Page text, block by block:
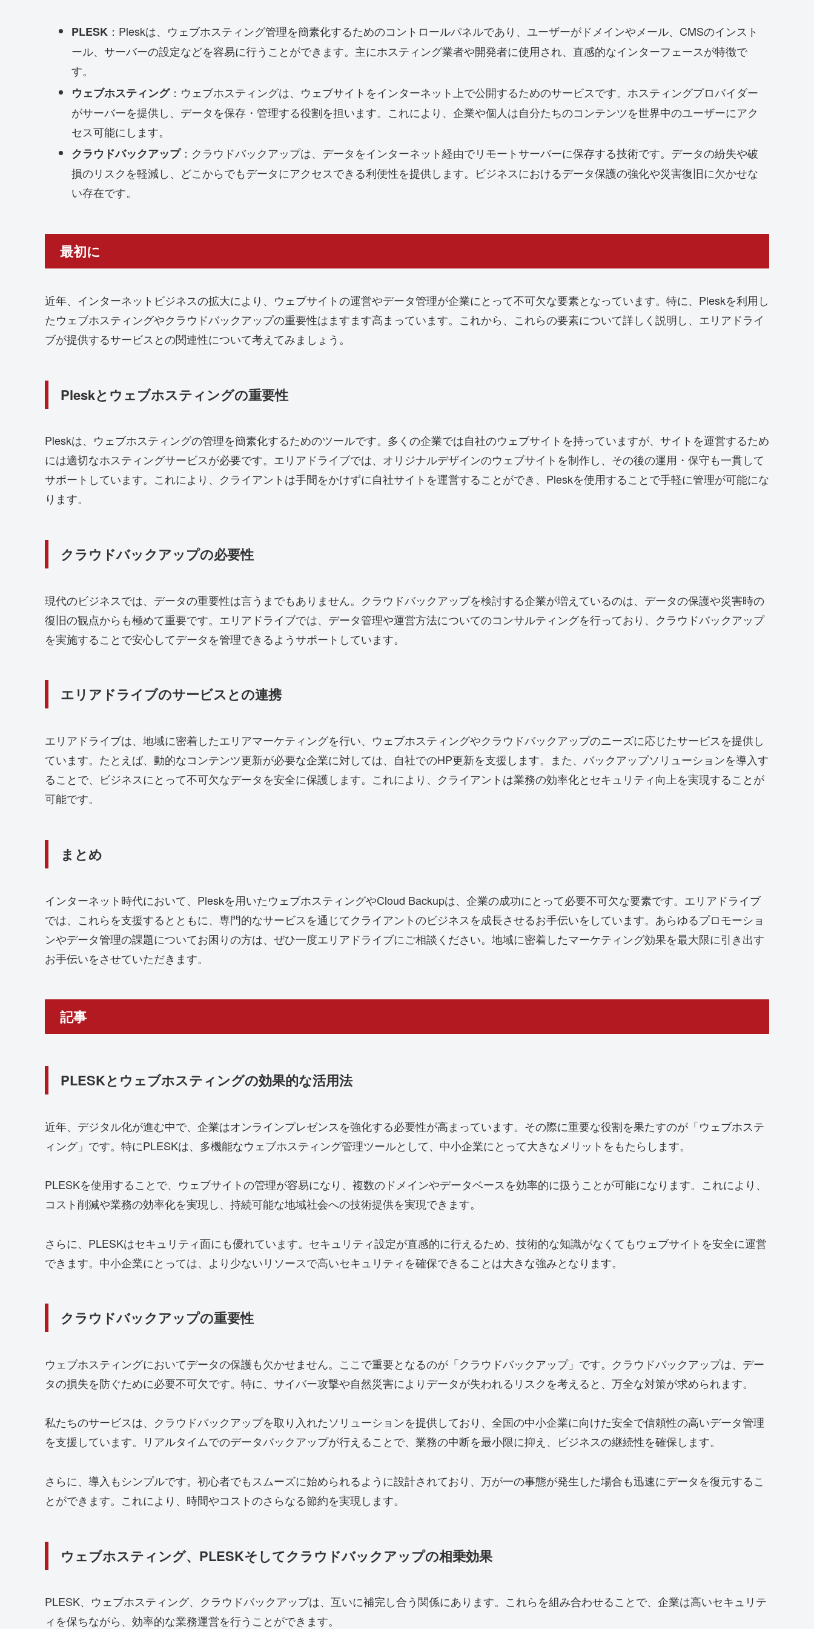
PLESK：Pleskは、ウェブホスティング管理を簡素化するためのコントロールパネルであり、ユーザーがドメインやメール、CMSのインスト
ール、サーバーの設定などを容易に行うことができます。主にホスティング業者や開発者に使用され、直感的なインターフェースが特徴で
す。
ウェブホスティング：ウェブホスティングは、ウェブサイトをインターネット上で公開するためのサービスです。ホスティングプロバイダー
がサーバーを提供し、データを保存・管理する役割を担います。これにより、企業や個人は自分たちのコンテンツを世界中のユーザーにアク
セス可能にします。
クラウドバックアップ：クラウドバックアップは、データをインターネット経由でリモートサーバーに保存する技術です。データの紛失や破
損のリスクを軽減し、どこからでもデータにアクセスできる利便性を提供します。ビジネスにおけるデータ保護の強化や災害復旧に欠かせな
い存在です。
最初に
近年、インターネットビジネスの拡大により、ウェブサイトの運営やデータ管理が企業にとって不可欠な要素となっています。特に、Pleskを利用し
たウェブホスティングやクラウドバックアップの重要性はますます高まっています。これから、これらの要素について詳しく説明し、エリアドライ
ブが提供するサービスとの関連性について考えてみましょう。
Pleskとウェブホスティングの重要性
Pleskは、ウェブホスティングの管理を簡素化するためのツールです。多くの企業では自社のウェブサイトを持っていますが、サイトを運営するため
には適切なホスティングサービスが必要です。エリアドライブでは、オリジナルデザインのウェブサイトを制作し、その後の運用・保守も一貫して
サポートしています。これにより、クライアントは手間をかけずに自社サイトを運営することができ、Pleskを使用することで手軽に管理が可能にな
ります。
クラウドバックアップの必要性
現代のビジネスでは、データの重要性は言うまでもありません。クラウドバックアップを検討する企業が増えているのは、データの保護や災害時の
復旧の観点からも極めて重要です。エリアドライブでは、データ管理や運営方法についてのコンサルティングを行っており、クラウドバックアップ
を実施することで安心してデータを管理できるようサポートしています。
エリアドライブのサービスとの連携
エリアドライブは、地域に密着したエリアマーケティングを行い、ウェブホスティングやクラウドバックアップのニーズに応じたサービスを提供し
ています。たとえば、動的なコンテンツ更新が必要な企業に対しては、自社でのHP更新を支援します。また、バックアップソリューションを導入す
ることで、ビジネスにとって不可欠なデータを安全に保護します。これにより、クライアントは業務の効率化とセキュリティ向上を実現することが
可能です。
まとめ
インターネット時代において、Pleskを用いたウェブホスティングやCloud Backupは、企業の成功にとって必要不可欠な要素です。エリアドライブ
では、これらを支援するとともに、専門的なサービスを通じてクライアントのビジネスを成長させるお手伝いをしています。あらゆるプロモーショ
ンやデータ管理の課題についてお困りの方は、ぜひ一度エリアドライブにご相談ください。地域に密着したマーケティング効果を最大限に引き出す
お手伝いをさせていただきます。
記事
PLESKとウェブホスティングの効果的な活用法
近年、デジタル化が進む中で、企業はオンラインプレゼンスを強化する必要性が高まっています。その際に重要な役割を果たすのが「ウェブホステ
ィング」です。特にPLESKは、多機能なウェブホスティング管理ツールとして、中小企業にとって大きなメリットをもたらします。
PLESKを使用することで、ウェブサイトの管理が容易になり、複数のドメインやデータベースを効率的に扱うことが可能になります。これにより、
コスト削減や業務の効率化を実現し、持続可能な地域社会への技術提供を実現できます。
さらに、PLESKはセキュリティ面にも優れています。セキュリティ設定が直感的に行えるため、技術的な知識がなくてもウェブサイトを安全に運営
できます。中小企業にとっては、より少ないリソースで高いセキュリティを確保できることは大きな強みとなります。
クラウドバックアップの重要性
ウェブホスティングにおいてデータの保護も欠かせません。ここで重要となるのが「クラウドバックアップ」です。クラウドバックアップは、デー
タの損失を防ぐために必要不可欠です。特に、サイバー攻撃や自然災害によりデータが失われるリスクを考えると、万全な対策が求められます。
私たちのサービスは、クラウドバックアップを取り入れたソリューションを提供しており、全国の中小企業に向けた安全で信頼性の高いデータ管理
を支援しています。リアルタイムでのデータバックアップが行えることで、業務の中断を最小限に抑え、ビジネスの継続性を確保します。
さらに、導入もシンプルです。初心者でもスムーズに始められるように設計されており、万が一の事態が発生した場合も迅速にデータを復元するこ
とができます。これにより、時間やコストのさらなる節約を実現します。
ウェブホスティング、PLESKそしてクラウドバックアップの相乗効果
PLESK、ウェブホスティング、クラウドバックアップは、互いに補完し合う関係にあります。これらを組み合わせることで、企業は高いセキュリテ
ィを保ちながら、効率的な業務運営を行うことができます。